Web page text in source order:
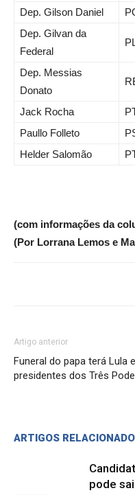
Dep. Gilson Daniel
Dep. Gilvan da
Federal
Dep. Messias
Donato
Jack Rocha
Paullo Folleto
Helder Salomão
(com informações da
(Por Lorrana Lemos e
Artigo anterior
Funeral do papa terá Lula e
presidentes dos Três
ARTIGOS
pode